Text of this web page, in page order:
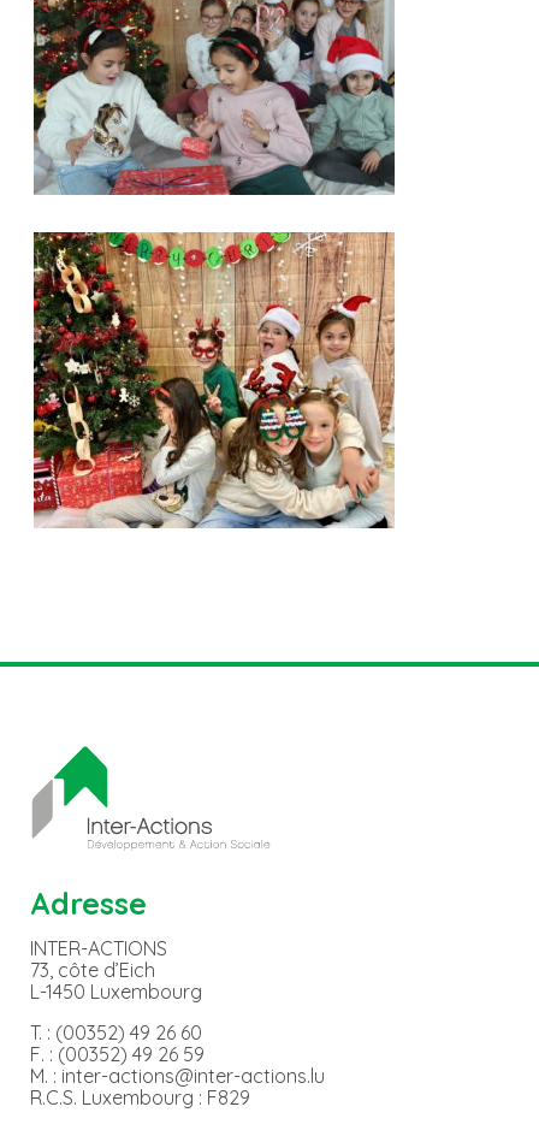
Adresse
INTER-ACTIONS
73, côte d’Eich
L-1450 Luxembourg
T. : (00352) 49 26 60
F. : (00352) 49 26 59
M. : inter-actions@inter-actions.lu
R.C.S. Luxembourg : F829